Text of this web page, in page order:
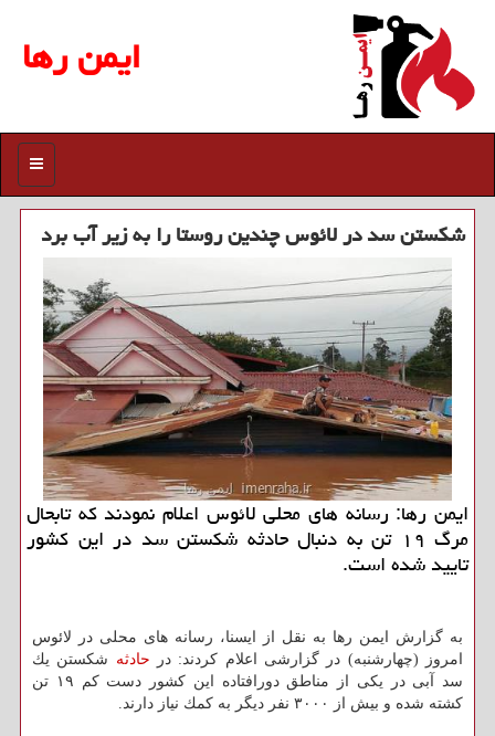
ایمن رها
منو
شكستن سد در لائوس چندین روستا را به زیر آب برد
ایمن رها: رسانه های محلی لائوس اعلام نمودند كه تابحال
مرگ ۱۹ تن به دنبال حادثه شكستن سد در این كشور
تایید شده است.
به گزارش ایمن رها به نقل از ایسنا، رسانه های محلی در لائوس
امروز (چهارشنبه) در گزارشی اعلام كردند: در حادثه شكستن یك
سد آبی در یكی از مناطق دورافتاده این كشور دست كم ۱۹ تن
كشته شده و بیش از ۳۰۰۰ نفر دیگر به كمك نیاز دارند.